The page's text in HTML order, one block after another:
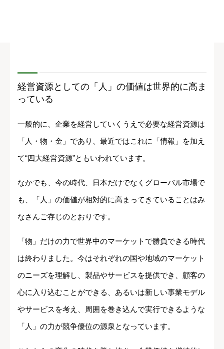
経営資源としての「人」の価値は世界的に高ま
っている
一般的に、企業を経営していくうえで必要な経営資源は
「人・物・金」であり、最近ではこれに「情報」を加え
て“四大経営資源”ともいわれています。
なかでも、今の時代、日本だけでなくグローバル市場で
も、「人」の価値が相対的に高まってきていることはみ
なさんご存じのとおりです。
「物」だけの力で世界中のマーケットで勝負できる時代
は終わりました。今はそれぞれの国や地域のマーケット
のニーズを理解し、製品やサービスを提供でき、顧客の
心に入り込むことができる、あるいは新しい事業モデル
やサービスを考え、周囲を巻き込んで実行できるような
「人」の力が競争優位の源泉となっています。